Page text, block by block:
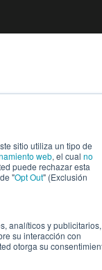
sitio utiliza un tipo de
web, el cual no
puede rechazar esta
"Opt Out" (Exclusión
analíticos y publicitarios,
su interacción con
otorga su